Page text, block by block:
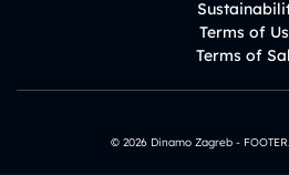
Terms of
Terms of
© 2026 Dinamo Zagreb -